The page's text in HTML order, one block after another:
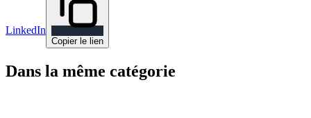
LinkedIn
Copier le lien
Dans la même catégorie